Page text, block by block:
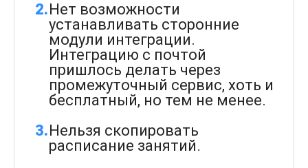
Нет возможности
устанавливать сторонние
модули интеграции.
Интеграцию с почтой
пришлось делать через
промежуточный сервис, хоть и
бесплатный, но тем не менее.
Нельзя скопировать
расписание занятий.